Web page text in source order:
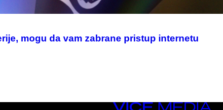
mogu da vam zabrane pristup internetu
VICE